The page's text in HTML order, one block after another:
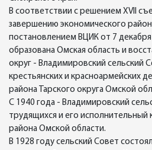
В соответствии с решением XVII
завершению экономического
постановлением ВЦИК от 7
образована Омская область и
округ - Владимировский сельский
крестьянских и красноармейских
района Тарского округа Омской
С 1940 года - Владимировский
трудящихся и его исполнительный
района Омской области.
В 1928 году сельский Совет